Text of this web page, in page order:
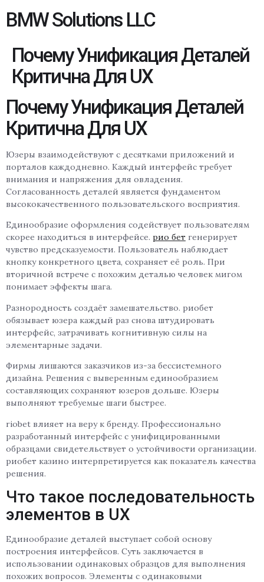
BMW Solutions LLC
Почему Унификация Деталей
Критична Для UX
Почему Унификация Деталей
Критична Для UX
Юзеры взаимодействуют с десятками приложений и
порталов каждодневно. Каждый интерфейс требует
внимания и напряжения для овладения.
Согласованность деталей является фундаментом
высококачественного пользовательского восприятия.
Единообразие оформления содействует пользователям
скорее находиться в интерфейсе. рио бет генерирует
чувство предсказуемости. Пользователь наблюдает
кнопку конкретного цвета, сохраняет её роль. При
вторичной встрече с похожим деталью человек мигом
понимает эффекты шага.
Разнородность создаёт замешательство. риобет
обязывает юзера каждый раз снова штудировать
интерфейс, затрачивать когнитивную силы на
элементарные задачи.
Фирмы лишаются заказчиков из-за бессистемного
дизайна. Решения с выверенным единообразием
составляющих сохраняют юзеров дольше. Юзеры
выполняют требуемые шаги быстрее.
riobet влияет на веру к бренду. Профессионально
разработанный интерфейс с унифицированными
образцами свидетельствует о устойчивости организации.
риобет казино интерпретируется как показатель качества
решения.
Что такое последовательность
элементов в UX
Единообразие деталей выступает собой основу
построения интерфейсов. Суть заключается в
использовании одинаковых образцов для выполнения
похожих вопросов. Элементы с одинаковыми